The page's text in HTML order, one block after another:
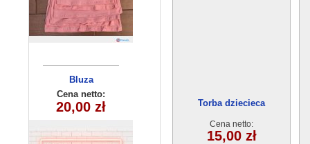
Bluza
dziecięca
290525-DB355
(3-8) 10szt
Cena netto:
20,00 zł
Komplety
dziecięce
jasny(6-6 )
6szt
Cena netto:
38,00 zł
Torba dziecieca
Cena netto:
15,00 zł